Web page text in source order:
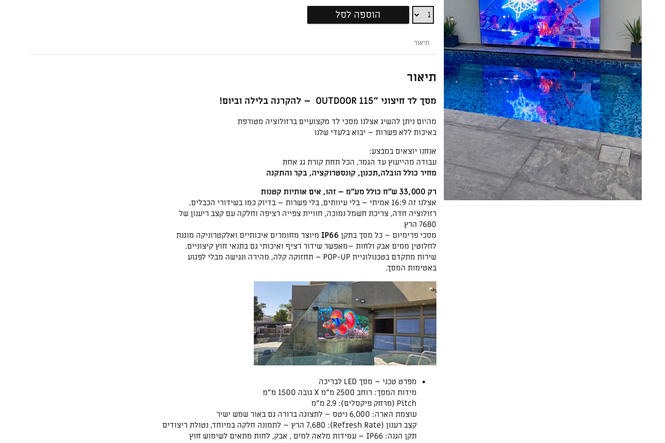
מסך
לד
"115
OUTDOOR
הוספה לסל
תיאור
תיאור
מסך לד חיצוני "115 OUTDOOR – להקרנה בלילה וביום!
מהיום ניתן להשיג אצלנו מסכי לד מקצועיים ברזולוציה מטורפת
באיכות ללא פשרות – יבוא בלעדי שלנו
אנחנו יוצאים במבצע:
עבודה מהייעוץ עד הגמר, הכל תחת קורת גג אחת
מחיר כולל הובלה,תכנון, קונסטרוקציה, בקר והתקנה
רק 33,000 ש"ח כולל מע"מ – זהו, אים אותיות קטנות
אצלנו זה 16:9 אמיתי – בלי עיוותים, בלי פשרות – בדיוק כמו בשידורי הכבלים.
רזולוציה חדה, צריכת חשמל נמוכה, חוויית צפייה רציפה וחלקה עם קצב ריענון של
7680 הרץ
מסכי פרימיום – כל מסך בתקן IP66 מיוצר מחומרים איכותיים ואלקטרוניקה מוגנת
לחלוטין ממים אבק ולחות –מאפשר שידור רציף ואיכותי גם בתנאי חוץ קיצוניים.
שירות מתקדם בטכנולוגיית POP-UP – תחזוקה קלה, מהירה ונגישה מבלי לפגוע
באטימות המסך.
מפרט טכני – מסך LED לבריכה
מידות המסך: רוחב 2500 מ"מ X גובה 1500 מ"מ
Pitch (מרחק פיקסלים): 2.9 מ"מ
עוצמת הארה: 6,000 ניטס – לתצוגה ברורה גם באור שמש ישיר
קצב רענון (Refresh Rate): 7,680 הרץ – לתמונה חלקה במיוחד, נטולת ריצודים
תקן הגנה: IP66 – עמידות מלאה למים , אבק, לחות מתאים לשימוש חוץ